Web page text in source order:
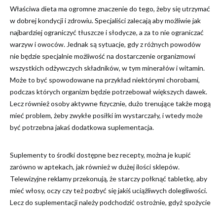
Właściwa dieta ma ogromne znaczenie do tego, żeby się utrzymać
w dobrej kondycji i zdrowiu. Specjaliści zalecają aby możliwie jak
najbardziej ograniczyć tłuszcze i słodycze, a za to nie ograniczać
warzyw i owoców. Jednak są sytuacje, gdy z różnych powodów
nie będzie specjalnie możliwość na dostarczenie organizmowi
wszystkich odżywczych składników, w tym minerałów i witamin.
Może to być spowodowane na przykład niektórymi chorobami,
podczas których organizm będzie potrzebował większych dawek.
Lecz również osoby aktywne fizycznie, dużo trenujące także mogą
mieć problem, żeby zwykłe posiłki im wystarczały, i wtedy może
być potrzebna jakaś dodatkowa suplementacja.
Suplementy to środki dostępne bez recepty, można je kupić
zarówno w aptekach, jak również w dużej ilości sklepów.
Telewizyjne reklamy przekonują, że starczy połknąć tabletkę, aby
mieć włosy, oczy czy też pozbyć się jakiś uciążliwych dolegliwości.
Lecz do suplementacji należy podchodzić ostrożnie, gdyż spożycie